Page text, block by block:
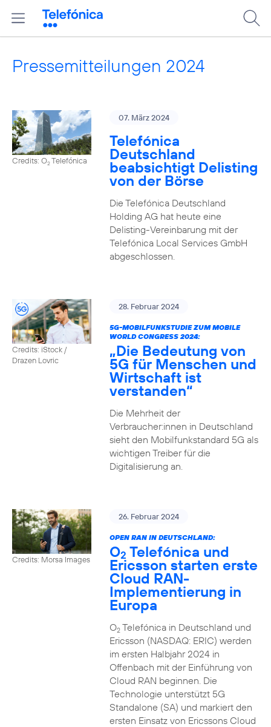
Pressemitteilungen 2024
Credits: O2Telefónica
07. März 2024
Telefónica
Deutschland
beabsichtigt Delisting
von der Börse
Die Telefónica Deutschland
Holding AG hat heute eine
Delisting-Vereinbarung mit der
Telefónica Local Services GmbH
abgeschlossen.
Credits: iStock /
Drazen Lovric
28. Februar 2024
5G-MOBILFUNKSTUDIE ZUM MOBILE
WORLD CONGRESS 2024:
„Die Bedeutung von
5G für Menschen und
Wirtschaft ist
verstanden“
Die Mehrheit der
Verbraucher:innen in Deutschland
sieht den Mobilfunkstandard 5G als
wichtigen Treiber für die
Digitalisierung an.
Credits: Morsa Images
26. Februar 2024
OPEN RAN IN DEUTSCHLAND:
O2 Telefónica und
Ericsson starten erste
Cloud RAN-
Implementierung in
Europa
O2Telefónica in Deutschland und
Ericsson (NASDAQ: ERIC) werden
im ersten Halbjahr 2024 in
Offenbach mit der Einführung von
Cloud RAN beginnen. Die
Technologie unterstützt 5G
Standalone (SA) und markiert den
ersten Einsatz von Ericssons Cloud